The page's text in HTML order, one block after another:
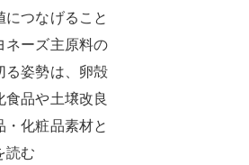
につなげること
ネーズ主原料の
る姿勢は、卵殻
品や土壌改良
化粧品素材と
読む